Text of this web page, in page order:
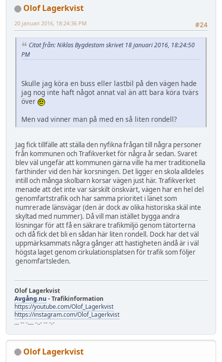
Olof Lagerkvist
#24
20 januari 2016, 18:24:36 PM
Citat från: Niklas Bygdestam skrivet 18 januari 2016, 18:24:50
PM
Skulle jag köra en buss eller lastbil på den vägen hade
jag nog inte haft något annat val än att bara köra tvärs
över
Men vad vinner man på med en så liten rondell?
Jag fick tillfälle att ställa den nyfikna frågan till några personer
från kommunen och Trafikverket för några år sedan. Svaret
blev väl ungefär att kommunen gärna ville ha mer traditionella
farthinder vid den här korsningen. Det ligger en skola alldeles
intill och många skolbarn korsar vägen just här. Trafikverket
menade att det inte var särskilt önskvärt, vägen har en hel del
genomfartstrafik och har samma prioritet i länet som
numrerade länsvägar (den är dock av olika historiska skäl inte
skyltad med nummer). Då vill man istället bygga andra
lösningar för att få en säkrare trafikmiljö genom tätorterna
och då fick det bli en sådan här liten rondell. Dock har det väl
uppmärksammats några gånger att hastigheten ändå är i väl
högsta laget genom cirkulationsplatsen för trafik som följer
genomfartsleden.
Olof Lagerkvist
Avgång.nu - Trafikinformation
https://youtube.com/Olof_Lagerkvist
https://instagram.com/Olof_Lagerkvist
... -- -.... -..- -- -.-
Olof Lagerkvist